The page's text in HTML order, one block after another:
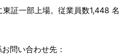
証一部上場。従業員数1,448 名
問い合わせ先：